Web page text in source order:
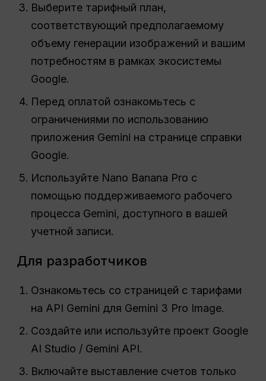
Выберите тарифный план,
соответствующий предполагаемому
объему генерации изображений и вашим
потребностям в рамках экосистемы
Google.
Перед оплатой ознакомьтесь с
ограничениями по использованию
приложения Gemini на странице справки
Google.
Используйте Nano Banana Pro с
помощью поддерживаемого рабочего
процесса Gemini, доступного в вашей
учетной записи.
Для разработчиков
Ознакомьтесь со страницей с тарифами
на API Gemini для Gemini 3 Pro Image.
Создайте или используйте проект Google
AI Studio / Gemini API.
Включайте выставление счетов только